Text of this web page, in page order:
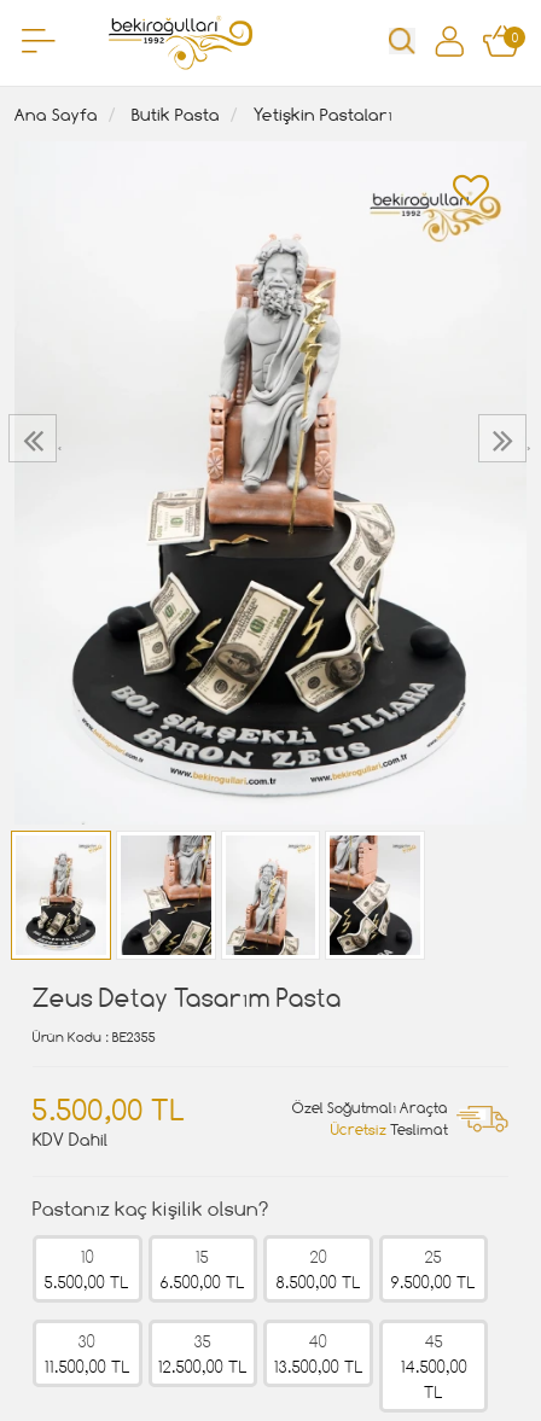
0
Ana Sayfa Butik Pasta Yetişkin Pastaları
‹ ›
Zeus Detay Tasarım Pasta
Ürün Kodu : BE2355
5.500,00 TL
KDV Dahil
Özel Soğutmalı Araçta
Ücretsiz Teslimat
Pastanız kaç kişilik olsun?
10
5.500,00 TL
15
6.500,00 TL
20
8.500,00 TL
25
9.500,00 TL
30
11.500,00 TL
35
12.500,00 TL
40
13.500,00 TL
45
14.500,00
TL